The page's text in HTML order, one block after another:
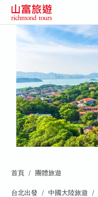
首頁 團體旅遊
台北出發 中國大陸旅遊